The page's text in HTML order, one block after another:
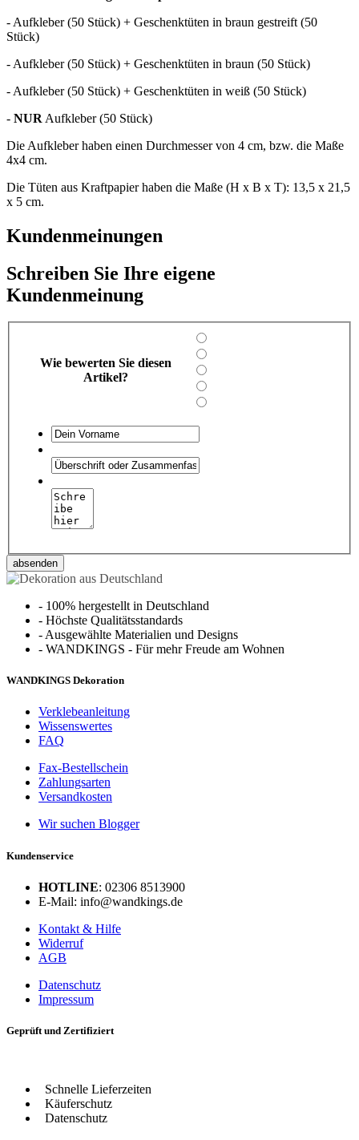
- Aufkleber (50 Stück) + Geschenktüten in braun gestreift (50
Stück)
- Aufkleber (50 Stück) + Geschenktüten in braun (50 Stück)
- Aufkleber (50 Stück) + Geschenktüten in weiß (50 Stück)
- NUR Aufkleber (50 Stück)
Die Aufkleber haben einen Durchmesser von 4 cm, bzw. die Maße
4x4 cm.
Die Tüten aus Kraftpapier haben die Maße (H x B x T): 13,5 x 21,5
x 5 cm.
Kundenmeinungen
Schreiben Sie Ihre eigene
Kundenmeinung
Wie bewerten Sie diesen
Artikel?
absenden
- 100% hergestellt in Deutschland
- Höchste Qualitätsstandards
- Ausgewählte Materialien und Designs
- WANDKINGS - Für mehr Freude am Wohnen
WANDKINGS Dekoration
Verklebeanleitung
Wissenswertes
FAQ
Fax-Bestellschein
Zahlungsarten
Versandkosten
Wir suchen Blogger
Kundenservice
HOTLINE: 02306 8513900
E-Mail: info@wandkings.de
Kontakt & Hilfe
Widerruf
AGB
Datenschutz
Impressum
Geprüft und Zertifiziert
Schnelle Lieferzeiten
Käuferschutz
Datenschutz